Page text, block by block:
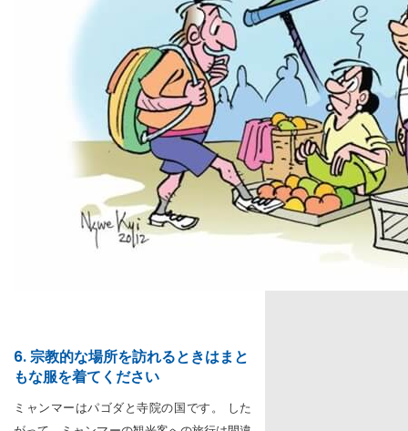
6. 宗教的な場所を訪れるときはまと
もな服を着てください
ミャンマーはパゴダと寺院の国です。 した